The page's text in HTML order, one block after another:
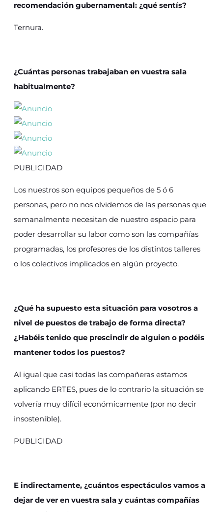
recomendación gubernamental: ¿qué sentís?
Ternura.
¿Cuántas personas trabajaban en vuestra sala
habitualmente?
PUBLICIDAD
Los nuestros son equipos pequeños de 5 ó 6
personas, pero no nos olvidemos de las personas que
semanalmente necesitan de nuestro espacio para
poder desarrollar su labor como son las compañías
programadas, los profesores de los distintos talleres
o los colectivos implicados en algún proyecto.
¿Qué ha supuesto esta situación para vosotros a
nivel de puestos de trabajo de forma directa?
¿Habéis tenido que prescindir de alguien o podéis
mantener todos los puestos?
Al igual que casi todas las compañeras estamos
aplicando ERTES, pues de lo contrario la situación se
volvería muy difícil económicamente (por no decir
insostenible).
PUBLICIDAD
E indirectamente, ¿cuántos espectáculos vamos a
dejar de ver en vuestra sala y cuántas compañías